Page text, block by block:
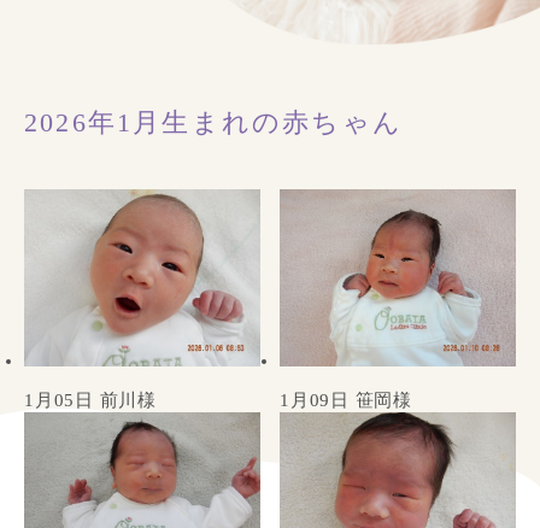
2026年1月生まれの赤ちゃん
1月05日 前川様 1月09日 笹岡様